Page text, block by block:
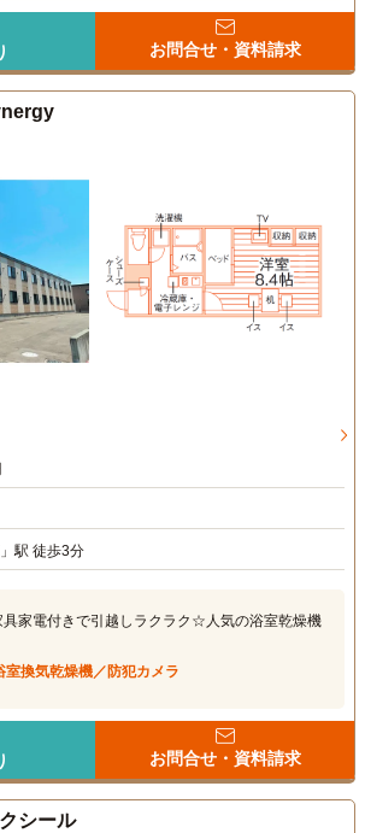
お問合せ・資料請求
駅 徒歩3分
具家電付きで引越しラクラク☆人気の浴室乾燥機
室換気乾燥機／防犯カメラ
お問合せ・資料請求
シール